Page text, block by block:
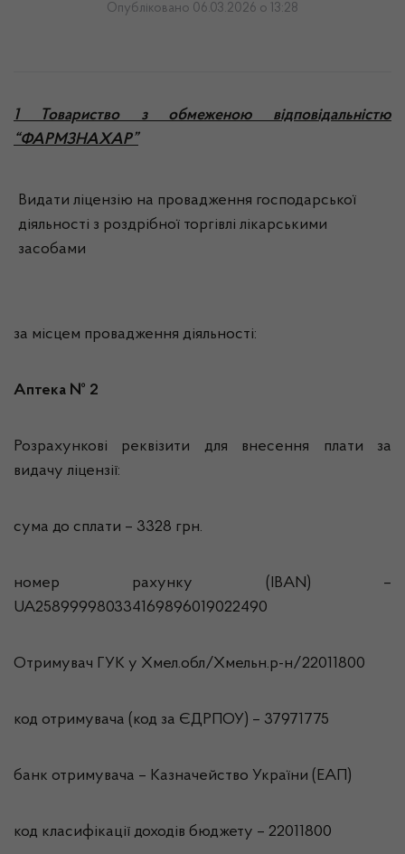
Опубліковано 06.03.2026 о 13:28
1 Товариство з обмеженою відповідальністю
“ФАРМЗНАХАР”
Видати ліцензію на провадження господарської
діяльності з роздрібної торгівлі лікарськими
засобами
за місцем провадження діяльності:
Аптека № 2
Розрахункові реквізити для внесення плати за
видачу ліцензії:
сума до сплати – 3328 грн.
номер рахунку (IBAN) –
UA258999980334169896019022490
Отримувач ГУК у Хмел.обл/Хмельн.р-н/22011800
код отримувача (код за ЄДРПОУ) – 37971775
банк отримувача – Казначейство України (ЕАП)
код класифікації доходів бюджету – 22011800